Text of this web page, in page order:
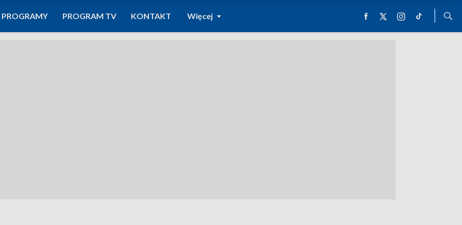
PROGRAMY PROGRAM TV KONTAKT Więcej